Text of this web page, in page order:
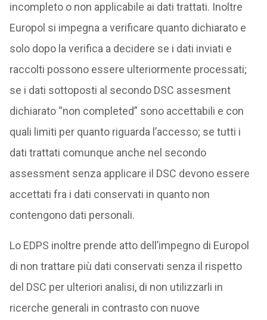
incompleto o non applicabile ai dati trattati. Inoltre
Europol si impegna a verificare quanto dichiarato e
solo dopo la verifica a decidere se i dati inviati e
raccolti possono essere ulteriormente processati;
se i dati sottoposti al secondo DSC assesment
dichiarato “non completed” sono accettabili e con
quali limiti per quanto riguarda l’accesso; se tutti i
dati trattati comunque anche nel secondo
assessment senza applicare il DSC devono essere
accettati fra i dati conservati in quanto non
contengono dati personali.
Lo EDPS inoltre prende atto dell’impegno di Europol
di non trattare più dati conservati senza il rispetto
del DSC per ulteriori analisi, di non utilizzarli in
ricerche generali in contrasto con nuove